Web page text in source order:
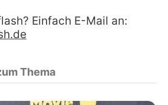
Einfach E-Mail an:
Thema